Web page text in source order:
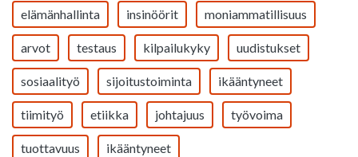
elämänhallinta insinöörit moniammatillisuus
arvot testaus kilpailukyky uudistukset
sosiaalityö sijoitustoiminta ikääntyneet
tiimityö etiikka johtajuus työvoima
tuottavuus ikääntyneet